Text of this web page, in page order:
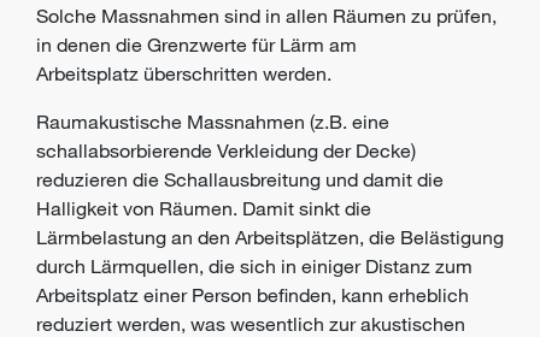
Solche Massnahmen sind in allen Räumen zu prüfen,
in denen die Grenzwerte für Lärm am
Arbeitsplatz überschritten werden.
Raumakustische Massnahmen (z.B. eine
schallabsorbierende Verkleidung der Decke)
reduzieren die Schallausbreitung und damit die
Halligkeit von Räumen. Damit sinkt die
Lärmbelastung an den Arbeitsplätzen, die Belästigung
durch Lärmquellen, die sich in einiger Distanz zum
Arbeitsplatz einer Person befinden, kann erheblich
reduziert werden, was wesentlich zur akustischen